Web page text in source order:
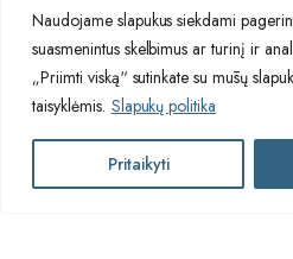
Naudojame slapukus siekdami
suasmenintus skelbimus ar turinį ir
„Priimti viską“ sutinkate su mūsų
taisyklėmis. Slapukų politika
Pritaikyti
2024 © Visos teisės saugomos. Be
Asmens duomenų tvarkymas